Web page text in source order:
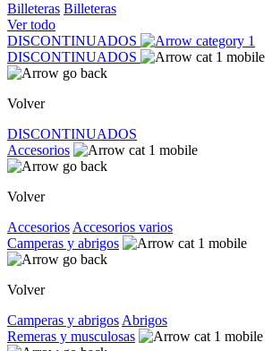
Billeteras Billeteras
Ver todo
DISCONTINUADOS
DISCONTINUADOS
Volver
DISCONTINUADOS
Accesorios
Volver
Accesorios Accesorios varios
Camperas y abrigos
Volver
Camperas y abrigos Abrigos
Remeras y musculosas